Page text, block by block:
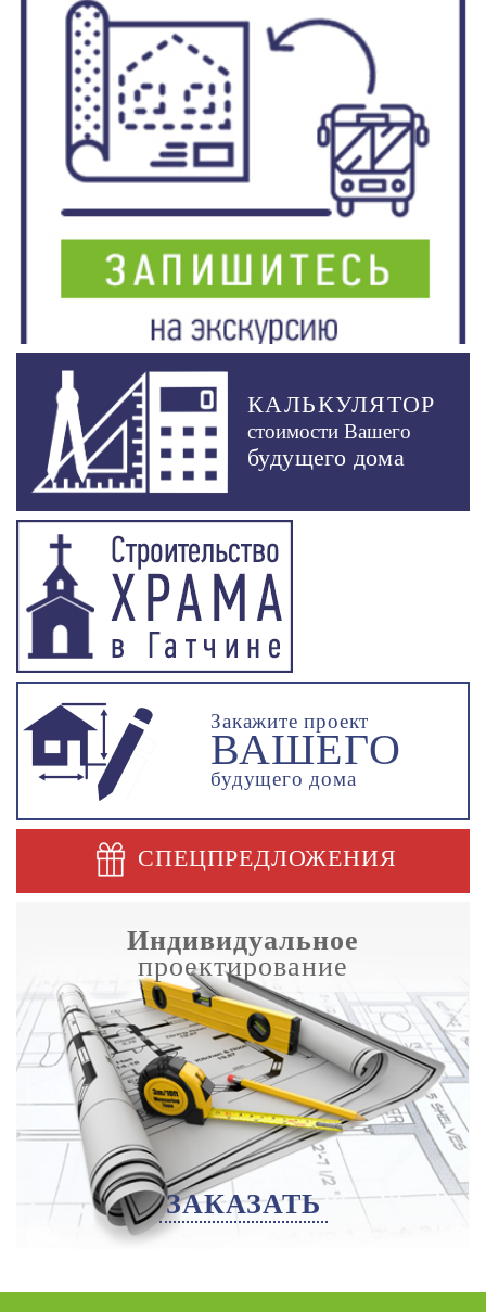
КАЛЬКУЛЯТОР
стоимости Вашего
будущего дома
Закажите проект
ВАШЕГО
будущего дома
СПЕЦПРЕДЛОЖЕНИЯ
Индивидуальное
проектирование
ЗАКАЗАТЬ